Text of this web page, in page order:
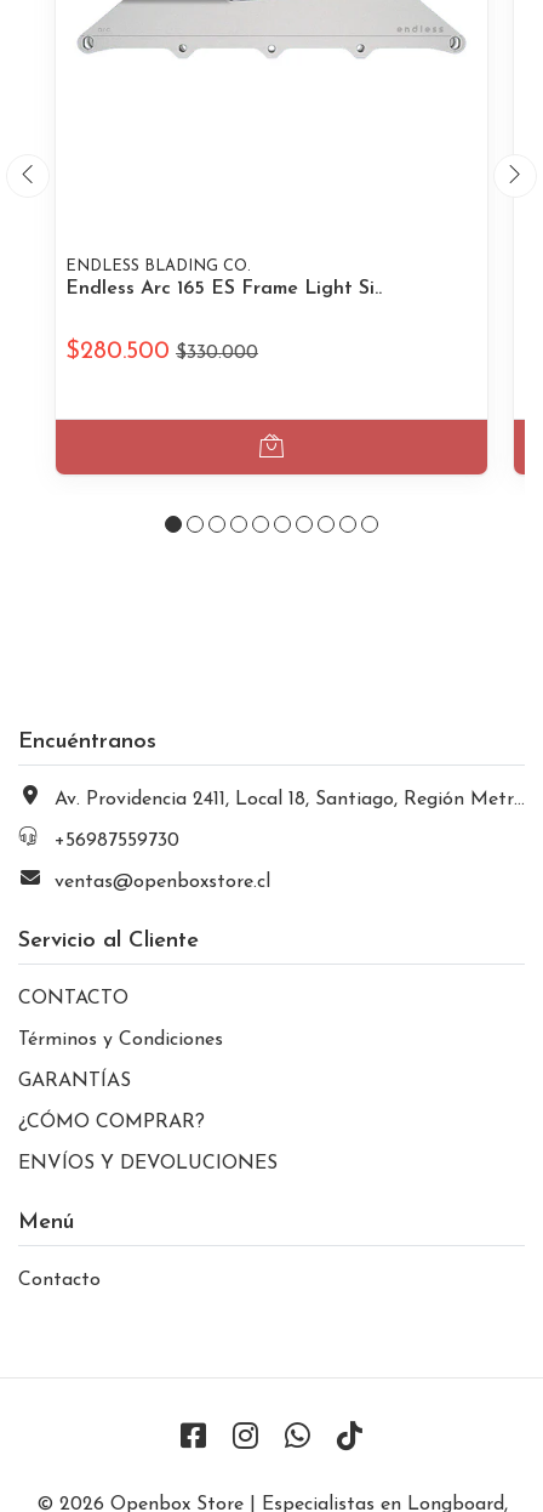
ENDLESS BLADING CO.
Endless Arc 165 ES Frame Light Si..
$280.500 $330.000
Encuéntranos
Av. Providencia 2411, Local 18, Santiago, Región Metropolitana, Chile
+56987559730
ventas@openboxstore.cl
Servicio al Cliente
CONTACTO
Términos y Condiciones
GARANTÍAS
¿CÓMO COMPRAR?
ENVÍOS Y DEVOLUCIONES
Menú
Contacto
© 2026 Openbox Store | Especialistas en Longboard,